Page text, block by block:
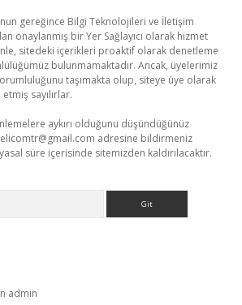
gereğince Bilgi Teknolojileri ve İletişim
onaylanmış bir Yer Sağlayıcı olarak hizmet
sitedeki içerikleri proaktif olarak denetleme
bulunmamaktadır. Ancak, üyelerimiz
taşımakta olup, siteye üye olarak
sayılırlar.
aykırı olduğunu düşündüğünüz
adresine bildirmeniz
süre içerisinde sitemizden kaldırılacaktır.
admin